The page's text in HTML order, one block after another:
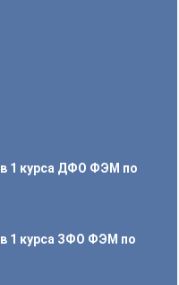
1 курса ДФО ФЭМ по
1 курса ЗФО ФЭМ по